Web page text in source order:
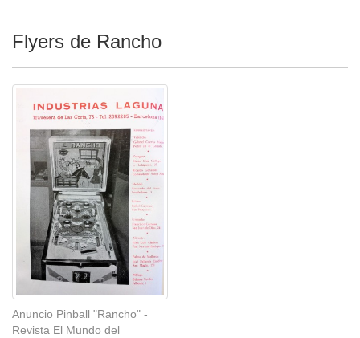
Flyers de Rancho
Anuncio Pinball "Rancho" -
Revista El Mundo del